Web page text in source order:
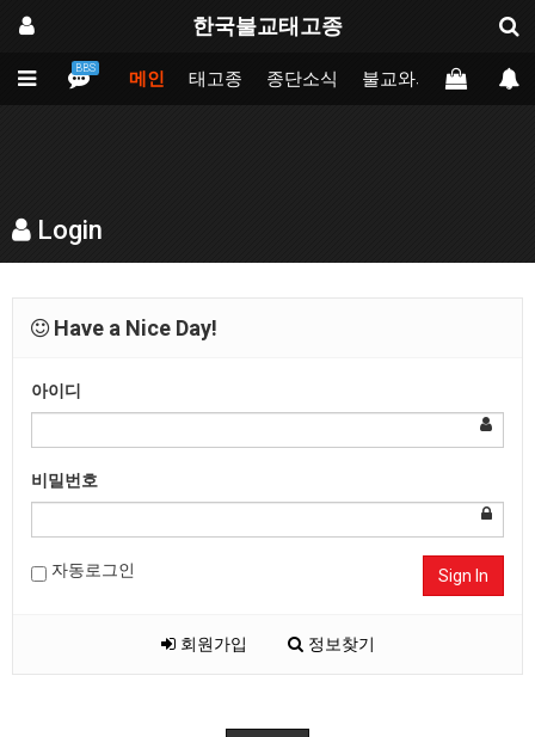
한국불교태고종
BBS
메인 태고종 종단소식 불교와의만남 업
Login
Have a Nice Day!
아이디
비밀번호
자동로그인 Sign In
회원가입 정보찾기